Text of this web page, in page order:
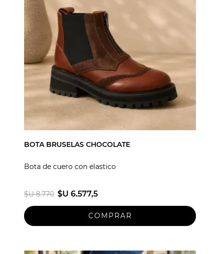
BOTA BRUSELAS CHOCOLATE
Bota de cuero con elastico
$U 8.770 $U 6.577,5